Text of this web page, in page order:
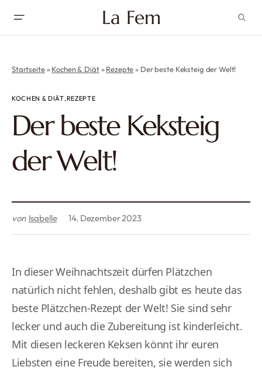
La Fem
Startseite»Kochen & Diät»Rezepte» Der beste Keksteig der Welt!
KOCHEN & DIÄT REZEPTE
Der beste Keksteig
der Welt!
von Isabelle 14. Dezember 2023
In dieser Weihnachtszeit dürfen Plätzchen
natürlich nicht fehlen, deshalb gibt es heute das
beste Plätzchen-Rezept der Welt! Sie sind sehr
lecker und auch die Zubereitung ist kinderleicht.
Mit diesen leckeren Keksen könnt ihr euren
Liebsten eine Freude bereiten, sie werden sich